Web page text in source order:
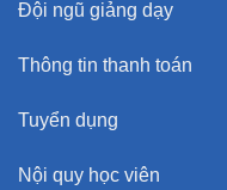
Đội ngũ giảng dạy
Thông tin thanh toán
Tuyển dụng
Nội quy học viên